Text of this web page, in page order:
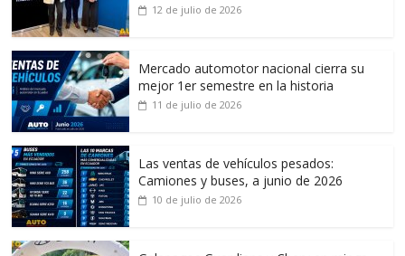
12 de julio de 2026
Mercado automotor nacional cierra su
mejor 1er semestre en la historia
11 de julio de 2026
Las ventas de vehículos pesados:
Camiones y buses, a junio de 2026
10 de julio de 2026